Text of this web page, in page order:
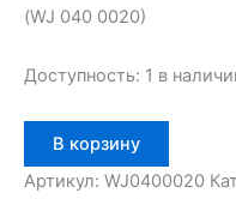
(WJ 040 0020)
Доступность: 1 в
товара
Aignep
В корзину
Артикул: WJ0400020